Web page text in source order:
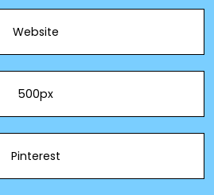
Website
500px
Pinterest